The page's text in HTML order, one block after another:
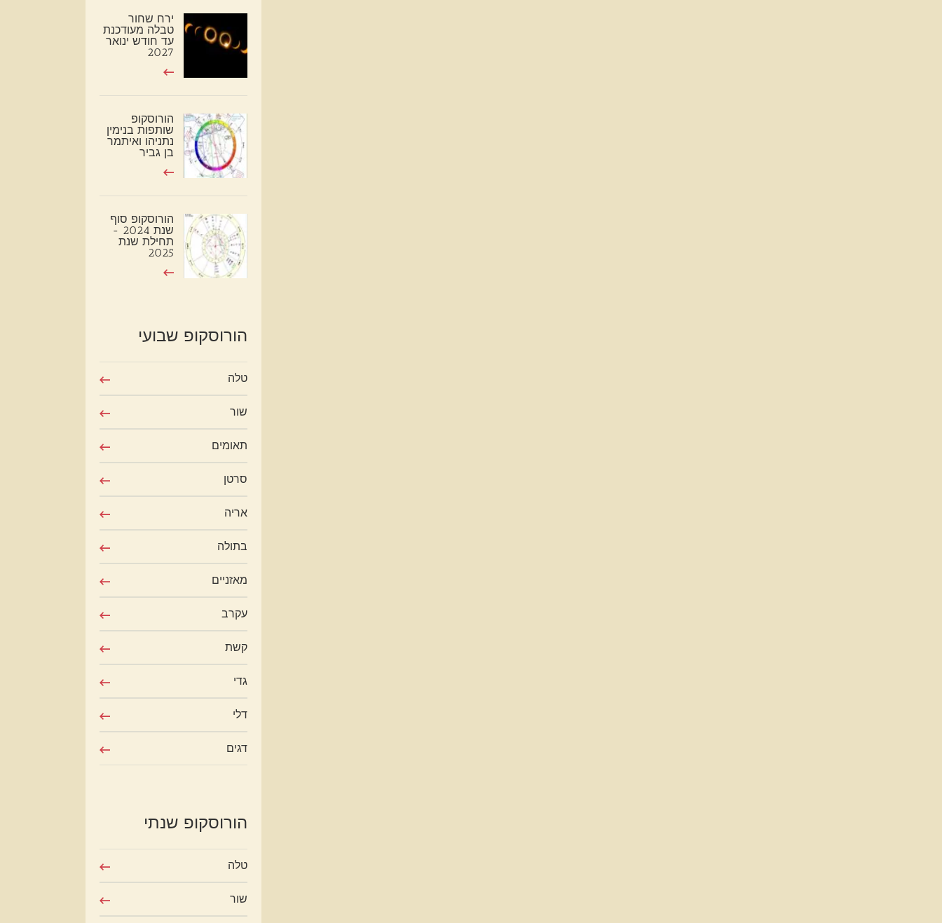
ירח שחור
טבלה מעודכנת
עד חודש ינואר
2027
הורוסקופ
שותפות בנימין
נתניהו ואיתמר
בן גביר
הורוסקופ סוף
שנת 2024 -
תחילת שנת
2025
הורוסקופ שבועי
טלה
שור
תאומים
סרטן
אריה
בתולה
מאזניים
עקרב
קשת
גדי
דלי
דגים
הורוסקופ שנתי
טלה
שור